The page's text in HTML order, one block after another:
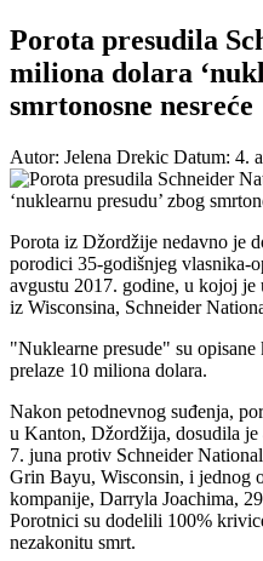
Porota presudila
miliona dolara
smrtonosne nesreće
Autor: Jelena Drekic Datum: 4.
Porota iz Džordžije nedavno je
porodici 35-godišnjeg vlasnika-
avgustu 2017. godine, u kojoj
iz Wisconsina, Schneider
"Nuklearne presude" su
prelaze 10 miliona dolara.
Nakon petodnevnog suđenja,
u Kanton, Džordžija, dosudila je
7. juna protiv Schneider
Grin Bayu, Wisconsin, i jednog
kompanije, Darryla Joachima,
Porotnici su dodelili 100%
nezakonitu smrt.